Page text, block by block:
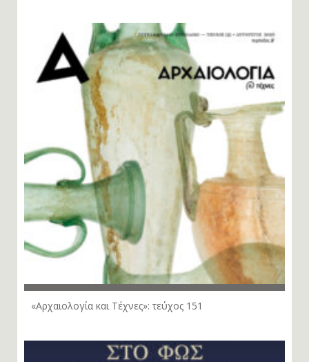
«Αρχαιολογία και Τέχνες»: τεύχος 151